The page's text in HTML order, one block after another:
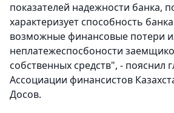
показателей надежности банка,
характеризует способность
возможные финансовые потери
неплатежеспосбоности
собственных средств", - пояснил
Ассоциации финансистов
Досов.